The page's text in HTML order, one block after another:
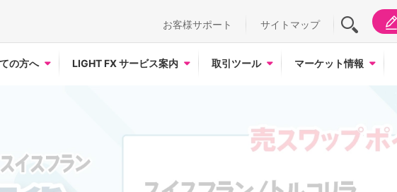
お客様サポート サイトマップ
の方へ LIGHT FX サービス案内 取引ツール マーケット情報